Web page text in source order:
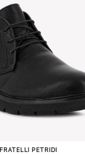
FRATELLI PETRIDI